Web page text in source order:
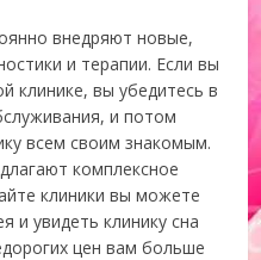
внедряют новые,
и терапии. Если вы
клинике, вы убедитесь в
и потом
всем своим знакомым.
комплексное
клиники вы можете
и увидеть клинику сна
цен вам больше